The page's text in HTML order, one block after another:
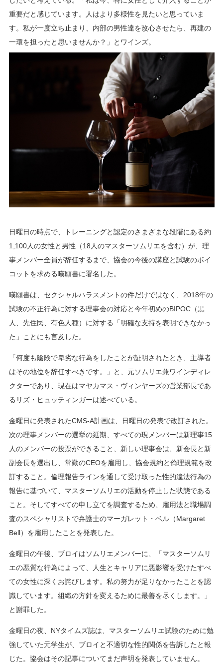
重要だと感じています。人はより多様性を見たいと思っていま
す。私が一度立ち止まり、内部の男性達を改心させたら、再建の
一環を担ったと思いませんか？」とワインズ。
日曜日の時点で、トレーニングと認定のさまざまな段階にある約
1,100人の女性と男性（18人のマスターソムリエを含む）が、理
事メンバー全員が辞任するまで、協会の今後の講座と試験のボイ
コットを求める嘆願書に署名した。
嘆願書は、セクシャルハラスメントの件だけではなく、2018年の
試験の不正行為に対する理事会の対応と今年初めのBIPOC（黒
人、先住民、有色人種）に対する「明確な支持を表明できなかっ
た」ことにも言及した。
「何度も陰険で卑劣な行為をしたことが証明されたとき、主導者
はその地位を辞任すべきです。」と、元ソムリエ兼ワインディレ
クターであり、現在はマヤカマス・ヴィンヤーズの営業部長であ
るリズ・ヒュッティンガーは述べている。
金曜日に発表されたCMS-A計画は、日曜日の発表で改訂された。
次の理事メンバーの選挙の延期、すべての現メンバーは新理事15
人のメンバーの投票ができること、新しい理事会は、新会長と新
副会長を選出し、常勤のCEOを雇用し、協会規約と倫理規範を改
訂すること。倫理報告ラインを通して受け取った性的違法行為の
報告に基づいて、マスターソムリエの活動を停止した状態である
こと。そしてすべての申し立てを調査するため、雇用法と職場調
査のスペシャリストで弁護士のマーガレット・ベル（Margaret
Bell）を雇用したことを発表した。
金曜日の午後、ブロイはソムリエメンバーに、「マスターソムリ
エの悪質な行為によって、人生とキャリアに悪影響を受けたすべ
ての女性に深くお詫びします。私の努力が足りなかったことを認
識しています。組織の方針を変えるために最善を尽くします。」
と謝罪した。
金曜日の夜、NYタイムズ誌は、マスターソムリエ試験のために勉
強していた元学生が、ブロイと不適切な性的関係を告訴したと報
じた。協会はその記事についてまだ声明を発表していません。